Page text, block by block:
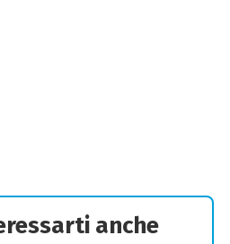
anche